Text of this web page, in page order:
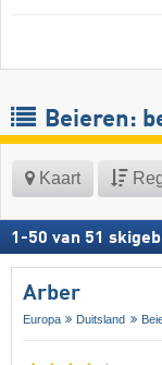
Beieren:
Kaart
1 -50 van 51
Arber
Europa Duitsland